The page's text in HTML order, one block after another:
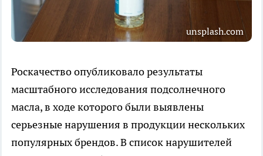
unsplash.com
Роскачество опубликовало результаты
масштабного исследования подсолнечного
масла, в ходе которого были выявлены
серьезные нарушения в продукции нескольких
популярных брендов. В список нарушителей